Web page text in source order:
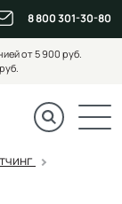
8 800 301-30-80
от 5 900 руб.